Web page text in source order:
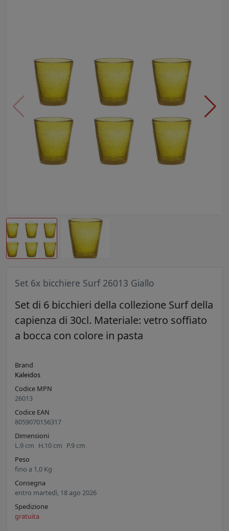
Set 6x bicchiere Surf 26013 Giallo
Set di 6 bicchieri della collezione Surf della
capienza di 30cl. Materiale: vetro soffiato
a bocca con colore in pasta
Brand
Kaleidos
Codice MPN
26013
Codice EAN
8059070156317
Dimensioni
L.9 cm H.10 cm P.9 cm
Peso
fino a 1,0 Kg
Consegna
entro martedì, 18 ago 2026
Spedizione
gratuita